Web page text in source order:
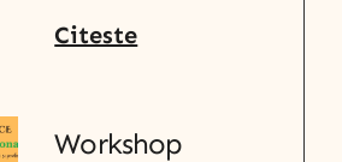
Citeste
Workshop